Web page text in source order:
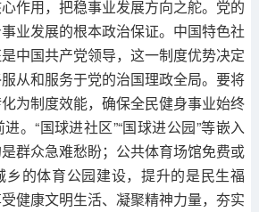
作用，把稳事业发展方向之舵。党的
业发展的根本政治保证。中国特色社
中国共产党领导，这一制度优势决定
从和服务于党的治国理政全局。要将
为制度效能，确保全民健身事业始终
。“国球进社区”“国球进公园”等嵌入
群众急难愁盼；公共体育场馆免费或
乡的体育公园建设，提升的是民生福
健康文明生活、凝聚精神力量，夯实